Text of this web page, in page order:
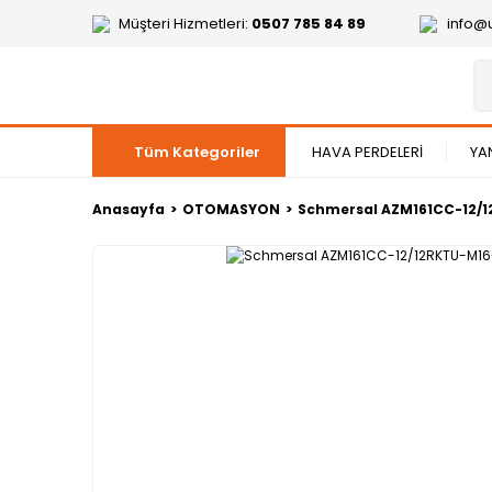
Müşteri Hizmetleri: 0507 785 84 89
Tüm Kategoriler HAVA PERDELERİ
Anasayfa OTOMASYON Schmersal AZM161CC-12/